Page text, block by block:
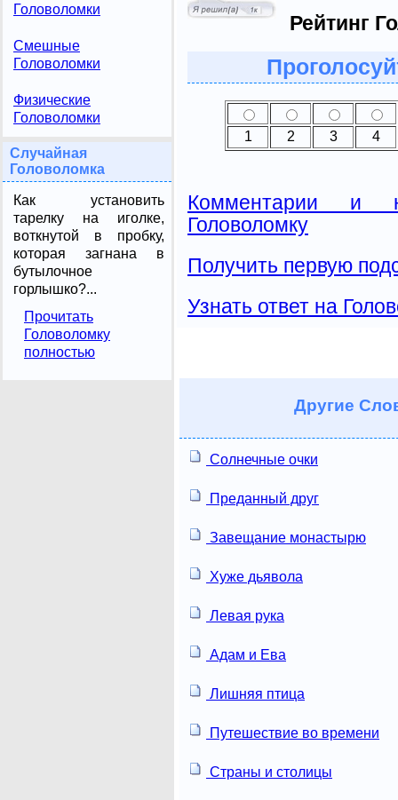
Головоломки
Смешные
Головоломки
Физические
Головоломки
Случайная
Головоломка
Как установить
тарелку на иголке,
воткнутой в пробку,
которая загнана в
бутылочное
горлышко?...
Прочитать
Головоломку
полностью
Рейтинг
1 2 3 4
Комментарии и
Головоломку
Получить первую
Узнать ответ на
Другие
Солнечные очки
Преданный друг
Завещание монастырю
Хуже дьявола
Левая рука
Адам и Ева
Лишняя птица
Путешествие во времени
Страны и столицы